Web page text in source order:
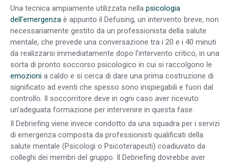
Una tecnica ampiamente utilizzata nella psicologia
dell’emergenza è appunto il Defusing, un intervento breve, non
necessariamente gestito da un professionista della salute
mentale, che prevede una conversazione tra i 20 e i 40 minuti
da realizzarsi immediatamente dopo l’intervento critico, in una
sorta di pronto soccorso psicologico in cui si raccolgono le
emozioni a caldo e si cerca di dare una prima costruzione di
significato ad eventi che spesso sono inspiegabili e fuori dal
controllo. Il soccorritore deve in ogni caso aver ricevuto
un’adeguata formazione per intervenire in questa fase.
Il Debriefing viene invece condotto da una squadra per i servizi
di emergenza composta da professionisti qualificati della
salute mentale (Psicologi o Psicoterapeuti) coadiuvato da
colleghi dei membri del gruppo. Il Debriefing dovrebbe aver